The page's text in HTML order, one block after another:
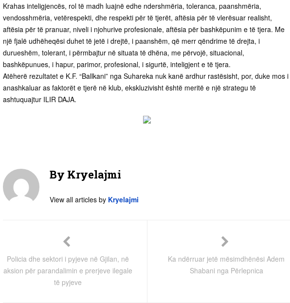
Krahas inteligjencës, rol të madh luajnë edhe ndershmëria, toleranca, paanshmëria,
vendosshmëria, vetërespekti, dhe respekti për të tjerët, aftësia për të vlerësuar realisht,
aftësia për të pranuar, niveli i njohurive profesionale, aftësia për bashkëpunim e të tjera. Me
një fjalë udhëheqësi duhet të jetë i drejtë, i paanshëm, që merr qëndrime të drejta, i
durueshëm, tolerant, i përmbajtur në situata të dhëna, me përvojë, situacional,
bashkëpunues, i hapur, parimor, profesional, i sigurtë, inteligjent e të tjera.
Atëherë rezultatet e K.F. “Ballkani” nga Suhareka nuk kanë ardhur rastësisht, por, duke mos i
anashkaluar as faktorët e tjerë në klub, ekskluzivisht është meritë e një strategu të
ashtuquajtur ILIR DAJA.
By Kryelajmi
View all articles by Kryelajmi
Policia dhe sektori i pyjeve në Gjilan, në
aksion për parandalimin e prerjeve ilegale
të pyjeve
Ka ndërruar jetë mësimdhënësi Adem
Shabani nga Përlepnica